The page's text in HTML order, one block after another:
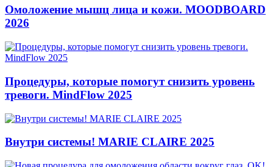
Омоложение мышц лица и кожи. MOODBOARD
2026
Процедуры, которые помогут снизить уровень
тревоги. MindFlow 2025
Внутри системы! MARIE CLAIRE 2025